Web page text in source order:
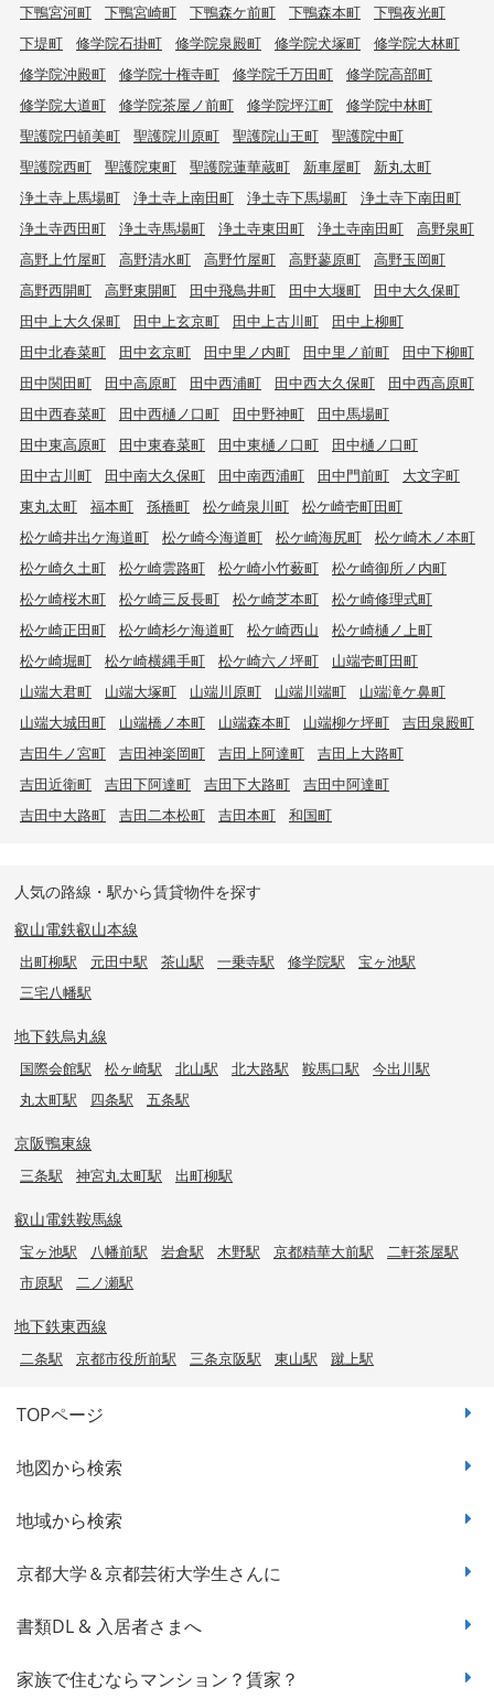
下鴨宮河町
下鴨宮崎町 下鴨森ケ前町 下鴨森本町
下鴨夜光町
下堤町
修学院石掛町 修学院泉殿町 修学院犬塚町
修学院大林町
修学院沖殿町
修学院十権寺町 修学院千万田町
修学院高部町
修学院大道町
修学院茶屋ノ前町 修学院坪江町
修学院中林町
聖護院円頓美町
聖護院川原町 聖護院山王町
聖護院中町
聖護院西町
聖護院東町 聖護院蓮華蔵町 新車屋町
新丸太町
浄土寺上馬場町
浄土寺上南田町 浄土寺下馬場町
浄土寺下南田町
浄土寺西田町
浄土寺馬場町 浄土寺東田町 浄土寺南田町
高野泉町
高野上竹屋町
高野清水町 高野竹屋町 高野蓼原町
高野玉岡町
高野西開町
高野東開町 田中飛鳥井町 田中大堰町
田中大久保町
田中上大久保町
田中上玄京町 田中上古川町
田中上柳町
田中北春菜町
田中玄京町 田中里ノ内町 田中里ノ前町
田中下柳町
田中関田町
田中高原町 田中西浦町 田中西大久保町
田中西高原町
田中西春菜町
田中西樋ノ口町 田中野神町
田中馬場町
田中東高原町
田中東春菜町 田中東樋ノ口町
田中樋ノ口町
田中古川町
田中南大久保町 田中南西浦町 田中門前町
大文字町
東丸太町
福本町 孫橋町 松ケ崎泉川町
松ケ崎壱町田町
松ケ崎井出ケ海道町
松ケ崎今海道町 松ケ崎海尻町
松ケ崎木ノ本町
松ケ崎久土町
松ケ崎雲路町 松ケ崎小竹薮町
松ケ崎御所ノ内町
松ケ崎桜木町
松ケ崎三反長町 松ケ崎芝本町
松ケ崎修理式町
松ケ崎正田町
松ケ崎杉ケ海道町 松ケ崎西山
松ケ崎樋ノ上町
松ケ崎堀町
松ケ崎横縄手町 松ケ崎六ノ坪町
山端壱町田町
山端大君町
山端大塚町 山端川原町 山端川端町
山端滝ケ鼻町
山端大城田町
山端橋ノ本町 山端森本町 山端柳ケ坪町
吉田泉殿町
吉田牛ノ宮町
吉田神楽岡町 吉田上阿達町
吉田上大路町
吉田近衛町
吉田下阿達町 吉田下大路町
吉田中阿達町
吉田中大路町
吉田二本松町 吉田本町 和国町
人気の路線・駅から賃貸物件を探す
叡山電鉄叡山本線
出町柳駅 元田中駅 茶山駅 一乗寺駅 修学院駅
宝ヶ池駅
三宅八幡駅
地下鉄烏丸線
国際会館駅 松ヶ崎駅 北山駅 北大路駅 鞍馬口駅
今出川駅
丸太町駅
四条駅 五条駅
京阪鴨東線
三条駅 神宮丸太町駅 出町柳駅
叡山電鉄鞍馬線
宝ヶ池駅 八幡前駅 岩倉駅 木野駅 京都精華大前駅
二軒茶屋駅
市原駅
二ノ瀬駅
地下鉄東西線
二条駅 京都市役所前駅 三条京阪駅 東山駅 蹴上駅
TOPページ
地図から検索
地域から検索
京都大学＆京都芸術大学生さんに
書類DL & 入居者さまへ
家族で住むならマンション？賃家？